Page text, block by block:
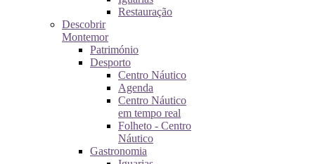
Restauração
Descobrir
Montemor
Património
Desporto
Centro Náutico
Agenda
Centro Náutico
em tempo real
Folheto - Centro
Náutico
Gastronomia